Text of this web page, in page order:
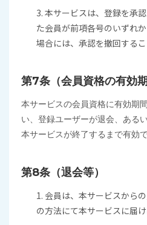
3. 本サービスは、登録を承
た会員が前項各号のいずれ
場合には、承認を撤回する
第7条（会員資格の有効期
本サービスの会員資格に有効期
い、登録ユーザーが退会、ある
本サービスが終了するまで有効で
第8条（退会等）
1. 会員は、本サービスから
の方法にて本サービスに届け